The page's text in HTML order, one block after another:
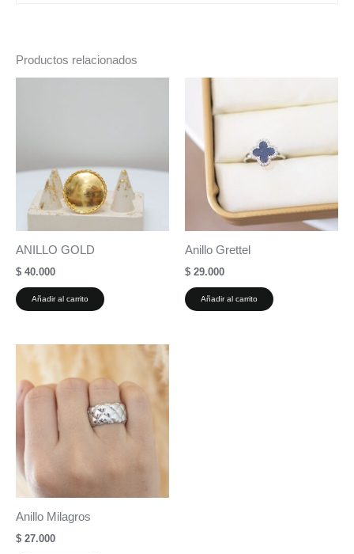
Productos relacionados
ANILLO GOLD
$ 40.000
Añadir al carrito
Anillo Grettel
$ 29.000
Añadir al carrito
Anillo Milagros
$ 27.000